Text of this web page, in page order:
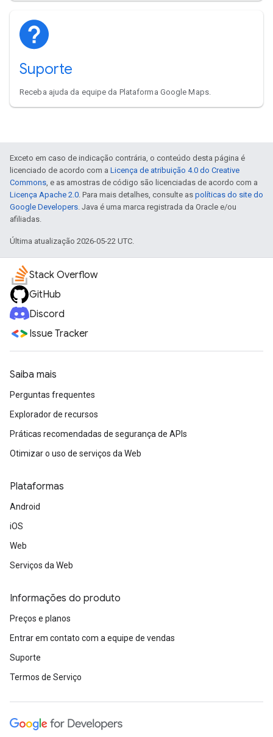
Suporte
Receba ajuda da equipe da Plataforma Google Maps.
Exceto em caso de indicação contrária, o conteúdo desta página é
licenciado de acordo com a Licença de atribuição 4.0 do Creative
Commons , e as amostras de código são licenciadas de acordo com a
Licença Apache 2.0 . Para mais detalhes, consulte as políticas do site do
Google Developers . Java é uma marca registrada da Oracle e/ou
afiliadas.
Última atualização 2026-05-22 UTC.
Stack Overflow
GitHub
Discord
Issue Tracker
Saiba mais
Perguntas frequentes
Explorador de recursos
Práticas recomendadas de segurança de APIs
Otimizar o uso de serviços da Web
Plataformas
Android
iOS
Web
Serviços da Web
Informações do produto
Preços e planos
Entrar em contato com a equipe de vendas
Suporte
Termos de Serviço